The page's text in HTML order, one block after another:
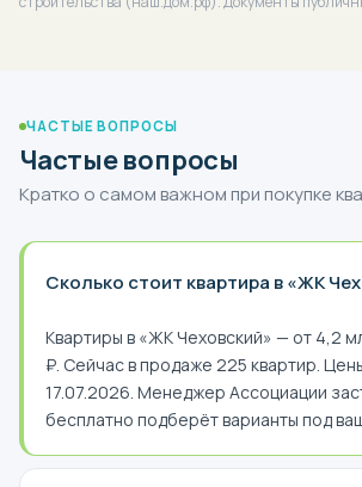
ЧАСТЫЕ ВОПРОСЫ
Частые вопросы
Кратко о самом важном при покупке
Сколько стоит квартира в «ЖК
Квартиры в «ЖК Чеховский» — от 4,2
₽. Сейчас в продаже 225 квартир.
17.07.2026. Менеджер Ассоциации
бесплатно подберёт варианты под